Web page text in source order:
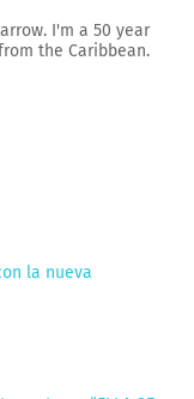
I'm a 50 year
the Caribbean.
la nueva